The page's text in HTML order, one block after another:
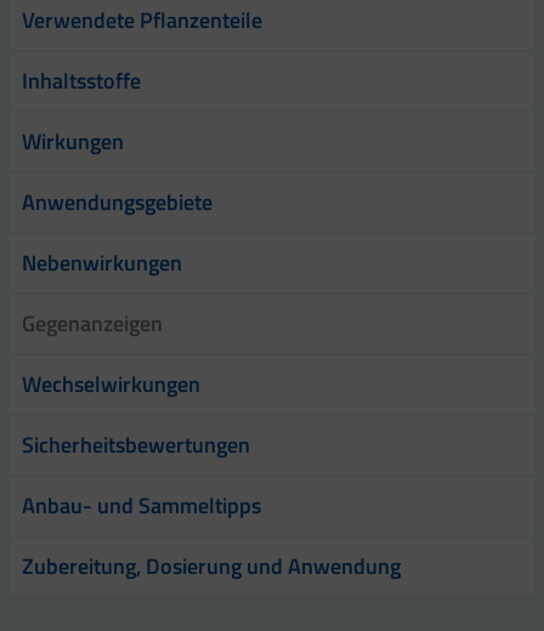
Verwendete Pflanzenteile
Inhaltsstoffe
Wirkungen
Anwendungsgebiete
Nebenwirkungen
Gegenanzeigen
Wechselwirkungen
Sicherheitsbewertungen
Anbau- und Sammeltipps
Zubereitung, Dosierung und Anwendung